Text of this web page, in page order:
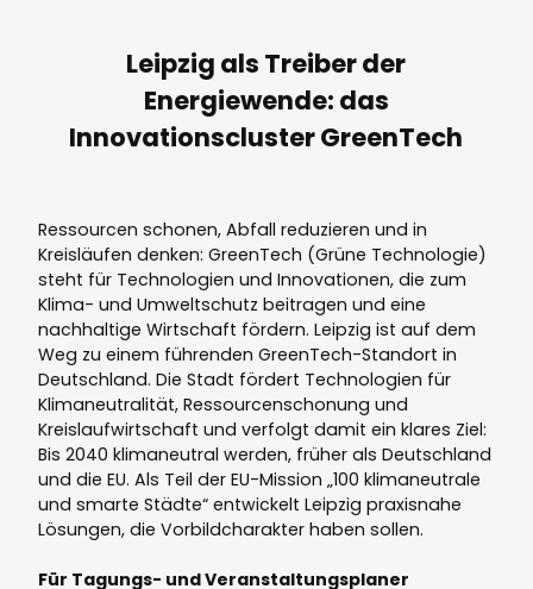
Leipzig als Treiber der
Energiewende: das
Innovationscluster GreenTech
Ressourcen schonen, Abfall reduzieren und in
Kreisläufen denken: GreenTech (Grüne Technologie)
steht für Technologien und Innovationen, die zum
Klima- und Umweltschutz beitragen und eine
nachhaltige Wirtschaft fördern. Leipzig ist auf dem
Weg zu einem führenden GreenTech-Standort in
Deutschland. Die Stadt fördert Technologien für
Klimaneutralität, Ressourcenschonung und
Kreislaufwirtschaft und verfolgt damit ein klares Ziel:
Bis 2040 klimaneutral werden, früher als Deutschland
und die EU. Als Teil der EU-Mission „100 klimaneutrale
und smarte Städte“ entwickelt Leipzig praxisnahe
Lösungen, die Vorbildcharakter haben sollen.
Für Tagungs- und Veranstaltungsplaner